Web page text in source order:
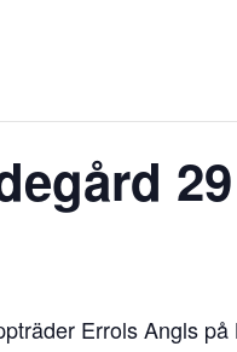
Errols Angls